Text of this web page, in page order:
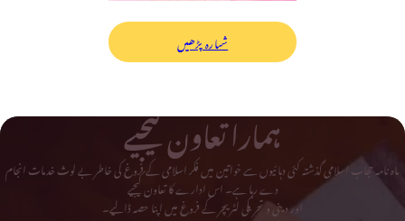
شمارہ پڑھیں
ہمارا تعاون کیجیے
ماہ نامہ حجاب اسلامی گذشتہ کئی دہائیوں سے خواتین میں فکر اسلامی کے فروغ کی خاطر بے لوث خدمات انجام
دے رہا ہے۔ اس ادارے کا تعاون کیجیے
اور دینی و تحریکی لٹریچر کے فروغ میں اپنا حصہ ڈالیے۔